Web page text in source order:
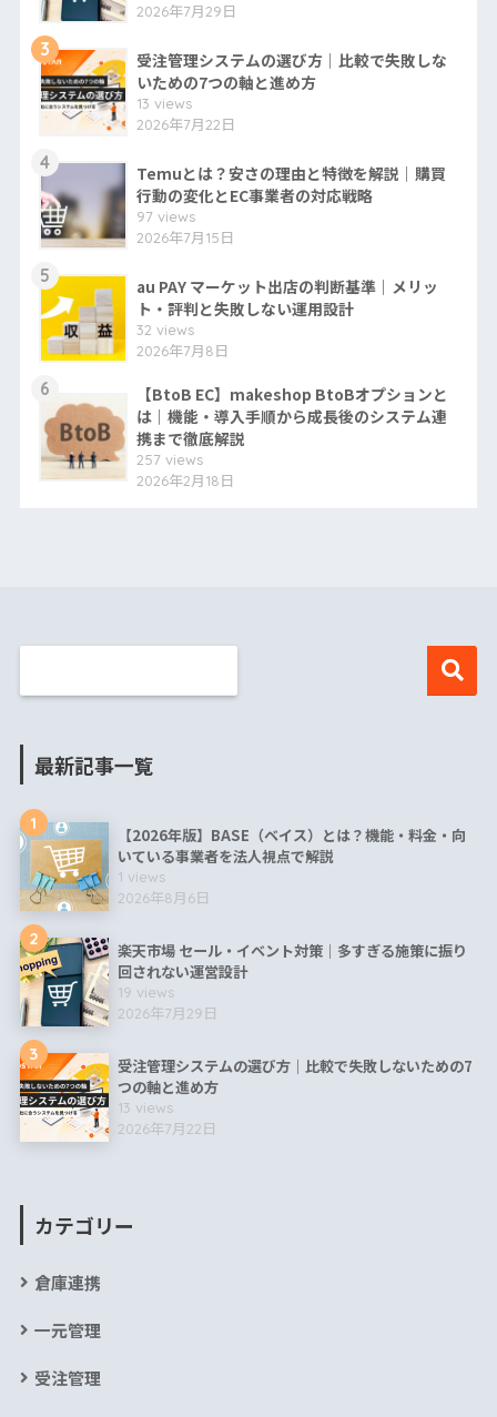
2026年7月29日
3
受注管理システムの選び方｜比較で失敗しな
いための7つの軸と進め方
13 views
2026年7月22日
4
Temuとは？安さの理由と特徴を解説｜購買
行動の変化とEC事業者の対応戦略
97 views
2026年7月15日
5
au PAY マーケット出店の判断基準｜メリッ
ト・評判と失敗しない運用設計
32 views
2026年7月8日
6
【BtoB EC】makeshop BtoBオプションと
は｜機能・導入手順から成長後のシステム連
携まで徹底解説
257 views
2026年2月18日
最新記事一覧
1
【2026年版】BASE（ベイス）とは？機能・料金・向
いている事業者を法人視点で解説
1 views
2026年8月6日
2
楽天市場 セール・イベント対策｜多すぎる施策に振り
回されない運営設計
19 views
2026年7月29日
3
受注管理システムの選び方｜比較で失敗しないための7
つの軸と進め方
13 views
2026年7月22日
カテゴリー
倉庫連携
一元管理
受注管理